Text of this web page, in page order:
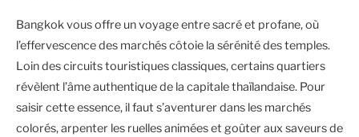
Bangkok vous offre un voyage entre sacré et profane, où
l’effervescence des marchés côtoie la sérénité des temples.
Loin des circuits touristiques classiques, certains quartiers
révèlent l’âme authentique de la capitale thaïlandaise. Pour
saisir cette essence, il faut s’aventurer dans les marchés
colorés, arpenter les ruelles animées et goûter aux saveurs de